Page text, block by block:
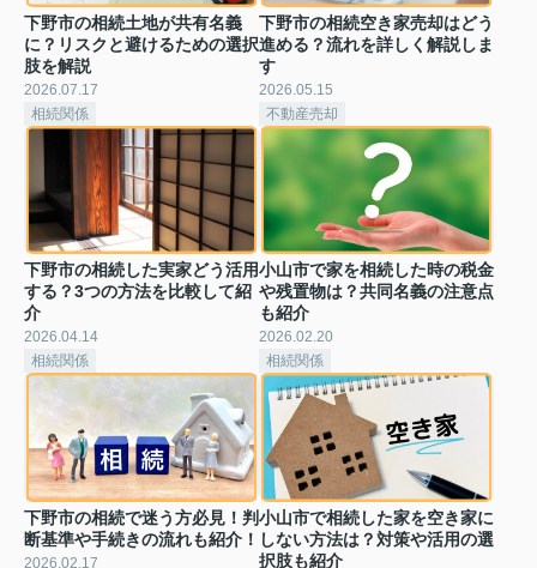
下野市の相続土地が共有名義
に？リスクと避けるための選択
肢を解説
2026.07.17
相続関係
下野市の相続空き家売却はどう
進める？流れを詳しく解説しま
す
2026.05.15
不動産売却
下野市の相続した実家どう活用
する？3つの方法を比較して紹
介
2026.04.14
相続関係
小山市で家を相続した時の税金
や残置物は？共同名義の注意点
も紹介
2026.02.20
相続関係
下野市の相続で迷う方必見！判
断基準や手続きの流れも紹介！
2026.02.17
小山市で相続した家を空き家に
しない方法は？対策や活用の選
択肢も紹介